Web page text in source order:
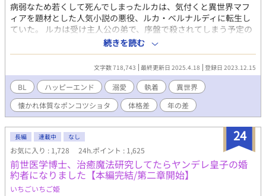
病弱なため若くして死んでしまったルカは、気付くと異世界マフ
ィアを題材とした人気小説の悪役、ルカ・ベルナルディに転生し
ていた。 ルカは受け主人公の弟で、序盤で殺されてしまう予定の
小物な悪役。せっかく生まれ変わったのにすぐに死んでしまうな
んて理不尽だ！と憤ったルカは、生存のために早速行動を開始す
る。 その結果ルカは、小説では最悪の仲だった兄への媚売りに成
功しすぎてしまい、兄を立派なブラコンに成長させてしまった。
受け要素を全て排して攻めっぽくなってしまった兄は、本来恋人
になるはずの攻め主人公を『弟を狙う不届きもの』として目の敵
にするように。 更には兄に惚れるはずの攻め主人公も、兄ではな
くルカに執着するようになり──？ 冷酷無情なマフィア攻め×ポ
ンコツショタ受け 怖がりなポンコツショタがマフィアのヤバい人
達からの総愛されと執着に気付かず、クールを演じて生き残りに
励む話。
続きを読む
文字数 718,743 最終更新日 2025.4.18 登録日 2023.12.15
BL ハッピーエンド 溺愛 執着
異世界
懐かれ体質なポンコツショタ
体格差 年の差
24
長編 連載中 なし
お気に入り : 1,728 24h.ポイント : 1,625
前世医学博士、治癒魔法研究してたらヤンデレ皇子の婚
約者になりました【本編完結/第二章開始】
いちごいちご姫